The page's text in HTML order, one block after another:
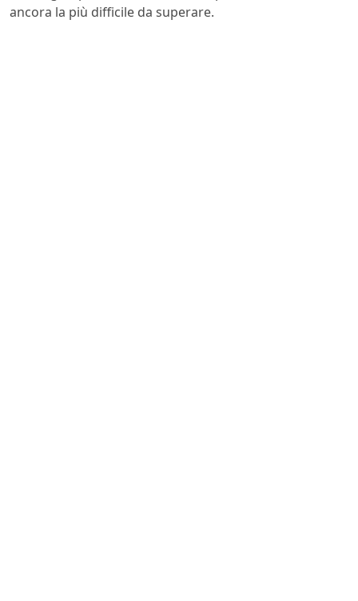
ancora la più difficile da superare.